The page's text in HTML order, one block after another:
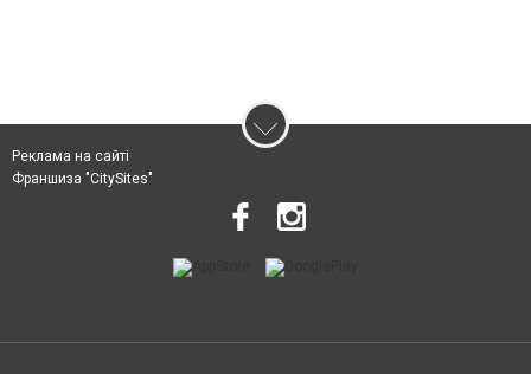
Реклама на сайті
Франшиза "CitySites"